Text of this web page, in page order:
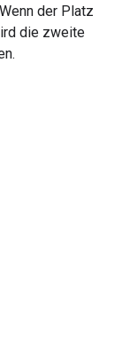
der Platz
die zweite